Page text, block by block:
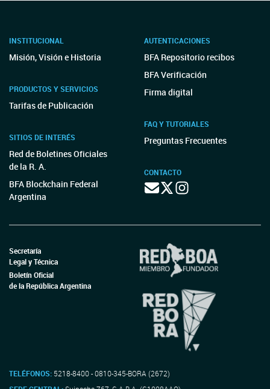
INSTITUCIONAL
Misión, Visión e Historia
PRODUCTOS Y SERVICIOS
Tarifas de Publicación
SITIOS DE INTERÉS
Red de Boletines Oficiales
de la R. A.
BFA Blockchain Federal
Argentina
AUTENTICACIONES
BFA Repositorio recibos
BFA Verificación
Firma digital
FAQ Y TUTORIALES
Preguntas Frecuentes
CONTACTO
Secretaría
Legal y Técnica
Boletín Oficial
de la República Argentina
TELÉFONOS: 5218-8400 - 0810-345-BORA (2672)